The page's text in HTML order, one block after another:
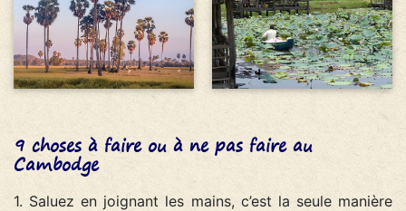
9 choses à faire ou à ne pas faire au
Cambodge
1. Saluez en joignant les mains, c’est la seule manière